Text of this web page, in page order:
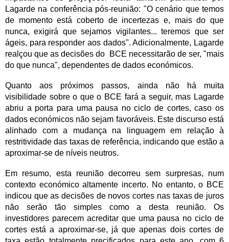
Lagarde na conferência pós-reunião: "O cenário que temos
de momento está coberto de incertezas e, mais do que
nunca, exigirá que sejamos vigilantes... teremos que ser
ágeis, para responder aos dados". Adicionalmente, Lagarde
realçou que as decisões do BCE necessitarão de ser, "mais
do que nunca", dependentes de dados económicos.
Quanto aos próximos passos, ainda não há muita
visibilidade sobre o que o BCE fará a seguir, mas Lagarde
abriu a porta para uma pausa no ciclo de cortes, caso os
dados económicos não sejam favoráveis. Este discurso está
alinhado com a mudança na linguagem em relação à
restritividade das taxas de referência, indicando que estão a
aproximar-se de níveis neutros.
Em resumo, esta reunião decorreu sem surpresas, num
contexto económico altamente incerto. No entanto, o BCE
indicou que as decisões de novos cortes nas taxas de juros
não serão tão simples como a desta reunião. Os
investidores parecem acreditar que uma pausa no ciclo de
cortes está a aproximar-se, já que apenas dois cortes de